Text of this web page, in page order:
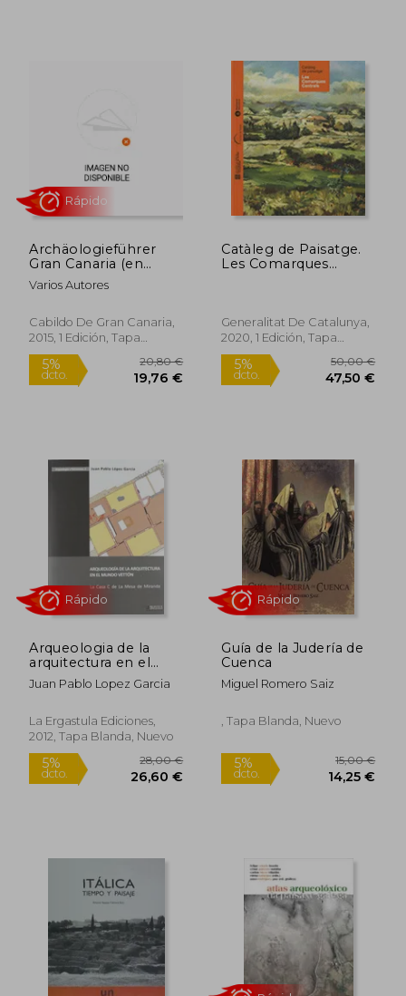
5% 9,90 € 5%
5%
dcto. 22,61 €
Rápido
5%
Archäologieführer
Gran Canaria (en
Alemán)
Varios Autores
Cabildo De Gran Canaria,
2015, 1 Edición, Tapa
Blanda, Nuevo
Rápido
Catàleg de Paisatge.
Les Comarques
Generalitat De Catalunya,
2020, 1 Edición, Tapa
Blanda, Nuevo
Arqueologia de la
arquitectura en el
mundo vetton
(Arqueologia Y
Juan Pablo Lopez Garcia
La Ergastula Ediciones,
2012, Tapa Blanda, Nuevo
Guía de la Judería de
Cuenca
Miguel Romero Saiz
, Tapa Blanda, Nuevo